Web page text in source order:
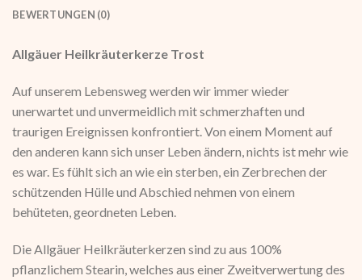
BEWERTUNGEN (0)
Allgäuer Heilkräuterkerze Trost
Auf unserem Lebensweg werden wir immer wieder
unerwartet und unvermeidlich mit schmerzhaften und
traurigen Ereignissen konfrontiert. Von einem Moment auf
den anderen kann sich unser Leben ändern, nichts ist mehr wie
es war. Es fühlt sich an wie ein sterben, ein Zerbrechen der
schützenden Hülle und Abschied nehmen von einem
behüteten, geordneten Leben.
Die Allgäuer Heilkräuterkerzen sind zu aus 100%
pflanzlichem Stearin, welches aus einer Zweitverwertung des